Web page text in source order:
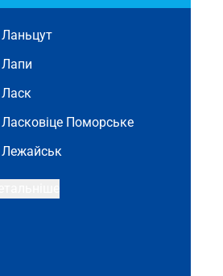
Ланьцут
Лапи
Ласк
Ласковіце Поморське
Лежайськ